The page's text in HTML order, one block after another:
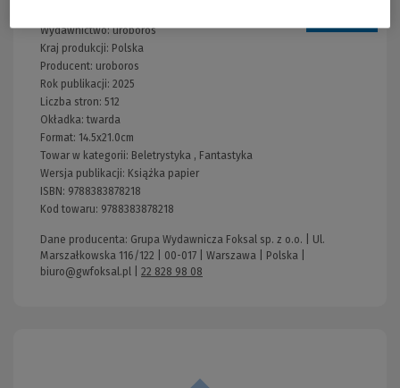
Wydawnictwo:uroboros
Kraj produkcji: Polska
Producent: uroboros
Rok publikacji: 2025
Liczba stron: 512
Okładka:twarda
Format: 14.5x21.0cm
Towar w kategorii: Beletrystyka , Fantastyka
Wersja publikacji: Książka papier
ISBN: 9788383878218
Kod towaru: 9788383878218
Dane producenta: Grupa Wydawnicza Foksal sp. z o.o. | Ul.
Marszałkowska 116/122 | 00-017 | Warszawa | Polska |
biuro@gwfoksal.pl
22 828 98 08